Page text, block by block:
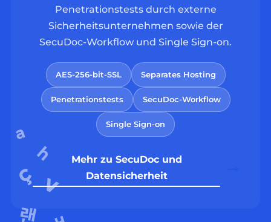
Penetrationstests durch externe
Sicherheitsunternehmen sowie der
SecuDoc-Workflow und Single Sign-on.
AES-256-bit-SSL Separates Hosting
Penetrationstests SecuDoc-Workflow
Single Sign-on
Mehr zu SecuDoc und
Datensicherheit